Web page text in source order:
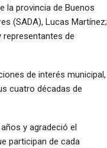
la provincia de Buenos
(SADA), Lucas Martínez;
de
de interés municipal,
cuatro décadas de
y agradeció el
participan de cada